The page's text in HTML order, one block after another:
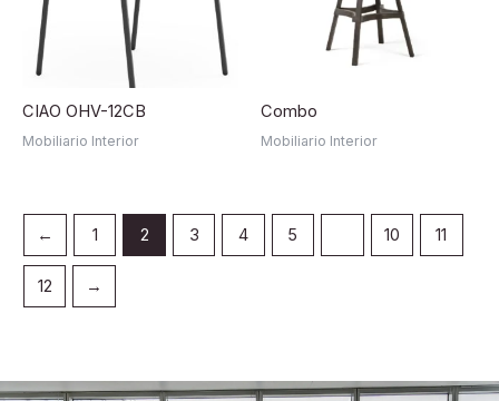
CIAO OHV-12CB
Mobiliario Interior
Combo
Mobiliario Interior
← 1 2 3 4 5 10 11
12 →